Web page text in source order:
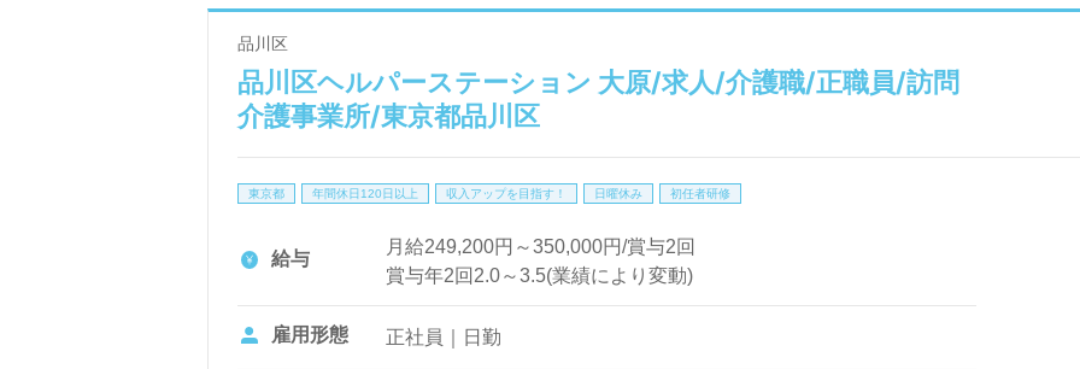
LINE、メール、お電話などご希望に応じてお問い合わせ/ご相談可能です。転職相談、求人紹介、
ご利用いただけます。＜非公開求人も取扱いあり！＞"転職支援"のプロと一緒に転職活動！お問
品川区
品川区ヘルパーステーション 大原/求人/介護職/正職員/訪問
介護事業所/東京都品川区
東京都 年間休日120日以上 収入アップを目指す！ 日曜休み 初任者研修
給与
月給249,200円～350,000円/賞与2回
賞与年2回2.0～3.5(業績により変動)
雇用形態 正社員｜日勤